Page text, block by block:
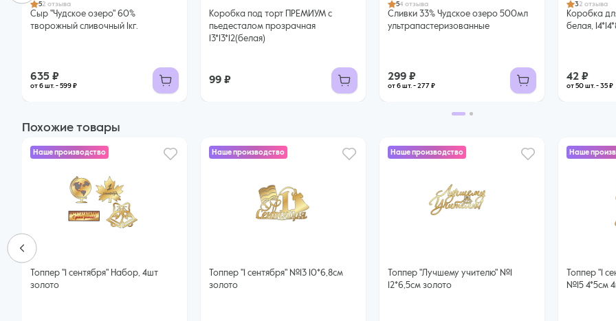
52 отзыва
Сыр "Чудское озеро" 60%
творожный сливочный 1кг.
635 ₽
от 6 шт. - 599 ₽
Коробка под торт ПРЕМИУМ с
пьедесталом прозрачная
13*13*12(белая)
99 ₽
54 отзыва
Сливки 33% Чудское озеро 500мл
ультрапастеризованные
299 ₽
от 6 шт. - 277 ₽
32 отзыва
Коробка
белая,
42 ₽
от 50 шт. - 35 ₽
Похожие товары
Наше производство
Топпер "1 сентября" Набор, 4шт
золото
Наше производство
Топпер "1 сентября" №13 10*6,8см
золото
Наше производство
Топпер "Лучшему учителю" №1
12*6,5см золото
Наше
Топпер "1 сентября" колокольчик
№15 4*5см